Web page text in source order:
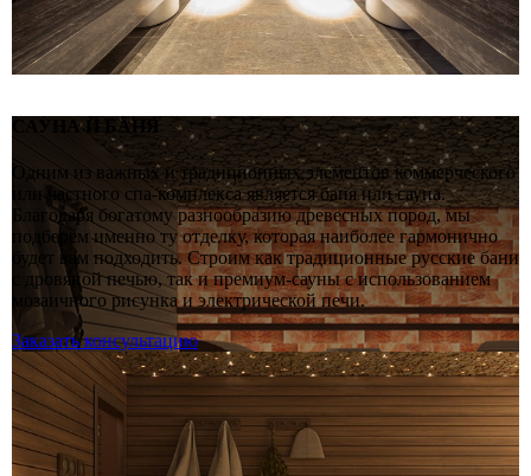
САУНА И БАНЯ
Одним из важных и традиционных элементов коммерческого
или частного спа-комплекса является баня или сауна.
Благодаря богатому разнообразию древесных пород, мы
подберем именно ту отделку, которая наиболее гармонично
будет вам подходить. Строим как традиционные русские бани
с дровяной печью, так и премиум-сауны с использованием
мозаичного рисунка и электрической печи.
Заказать консультацию